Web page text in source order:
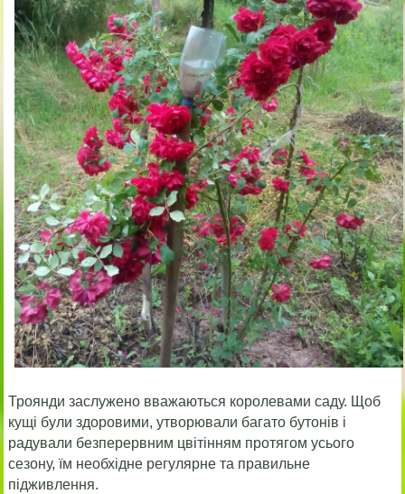
Троянди заслужено вважаються королевами саду. Щоб
кущі були здоровими, утворювали багато бутонів і
радували безперервним цвітінням протягом усього
сезону, їм необхідне регулярне та правильне
підживлення.